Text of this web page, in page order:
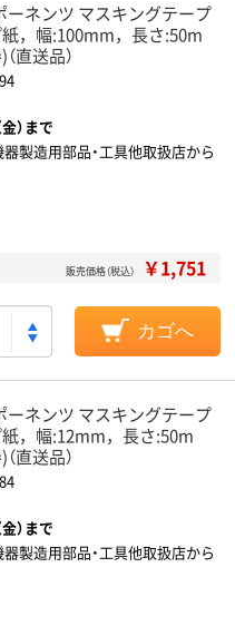
ーネンツ マスキングテープ
紙，幅:100mm，長さ:50m
直送品）
）まで
器製造用部品・工具他取扱店から
販売価格（税込） ￥1,751
カゴへ
ーネンツ マスキングテープ
紙，幅:12mm，長さ:50m
直送品）
）まで
器製造用部品・工具他取扱店から